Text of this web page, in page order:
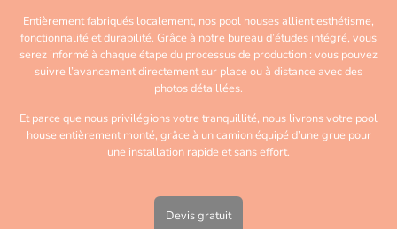
Entièrement fabriqués localement, nos pool houses allient esthétisme,
fonctionnalité et durabilité. Grâce à notre bureau d’études intégré, vous
serez informé à chaque étape du processus de production : vous pouvez
suivre l’avancement directement sur place ou à distance avec des
photos détaillées.
Et parce que nous privilégions votre tranquillité, nous livrons votre pool
house entièrement monté, grâce à un camion équipé d’une grue pour
une installation rapide et sans effort.
Devis gratuit